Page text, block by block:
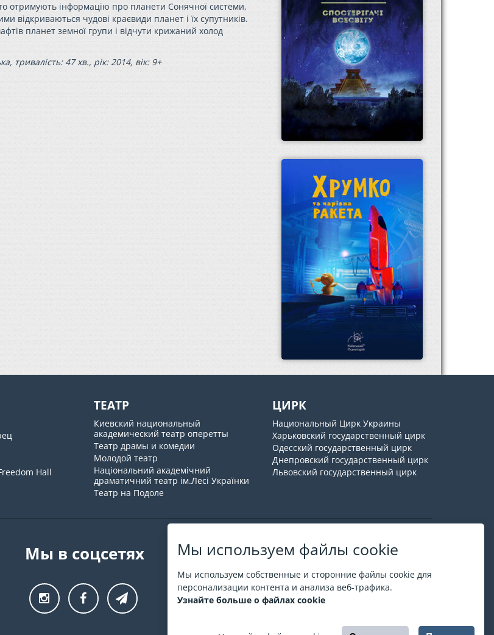
Мы используем файлы cookie
Мы используем собственные и сторонние файлы cookie для
персонализации контента и анализа веб-трафика.
Узнайте больше о файлах cookie
отримують інформацію про планети Сонячної системи,
відкриваються чудові краєвиди планет і їх супутників.
планет земної групи і відчути крижаний холод
тривалість: 47 хв., рік: 2014, вік: 9+
Hall
ТЕАТР
Киевский национальный
академический театр оперетты
Театр драмы и комедии
Молодой театр
Національний академічний
драматичний театр ім.Лесі Українки
Театр на Подоле
ЦИРК
Национальный Цирк Украины
Харьковский государственный цирк
Одесский государственный цирк
Днепровский государственный цирк
Львовский государственный цирк
Мы в соцсетях О ESPORT.in.ua
На ESPORT.in.ua представлена афиша Киева и
других городов Украины. Все билеты продаются
официально. Мы работаем непосредственно с